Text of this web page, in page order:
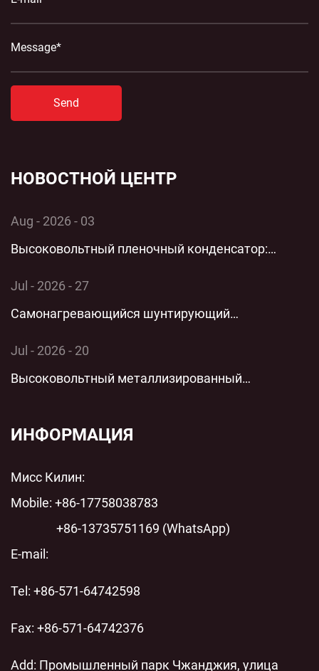
Send
НОВОСТНОЙ ЦЕНТР
Aug - 2026 - 03
Высоковольтный пленочный конденсатор:
Jul - 2026 - 27
Самонагревающийся шунтирующий
защиты для современных энергосистем
Jul - 2026 - 20
Высоковольтный металлизированный
пленочный конденсатор переменного тока с
современных энергосистем
ИНФОРМАЦИЯ
Мисс Килин:
Mobile: +86-17758038783
+86-13735751169 (WhatsApp)
E-mail:
Tel: +86-571-64742598
Fax: +86-571-64742376
Add: Промышленный парк Чжанджия, улица